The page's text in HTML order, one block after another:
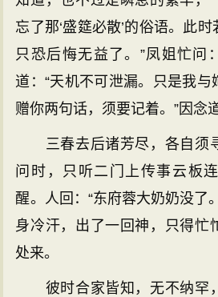
忘了那‘盛筵必散’的俗语。此
只恐后悔无益了。”凤姐忙问
道：“天机不可泄漏。只是我与
赠你两句话，须要记着。”因念道
三春去后诸芳尽，各自须
问时，只听二门上传事云板
醒。人回：“东府蓉大奶奶没了
身冷汗，出了一回神，只得忙
处来。
彼时合家皆知，无不纳罕